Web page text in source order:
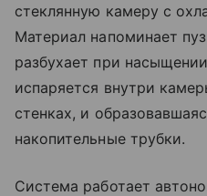
стеклянную камеру с
Материал напоминает
разбухает при
испаряется внутри
стенках, и
накопительные трубки.
Система работает